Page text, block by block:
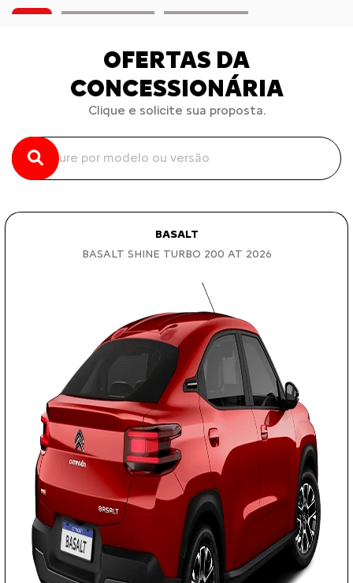
OFERTAS DA
CONCESSIONÁRIA
Clique e solicite sua proposta.
BASALT
BASALT SHINE TURBO 200 AT 2026